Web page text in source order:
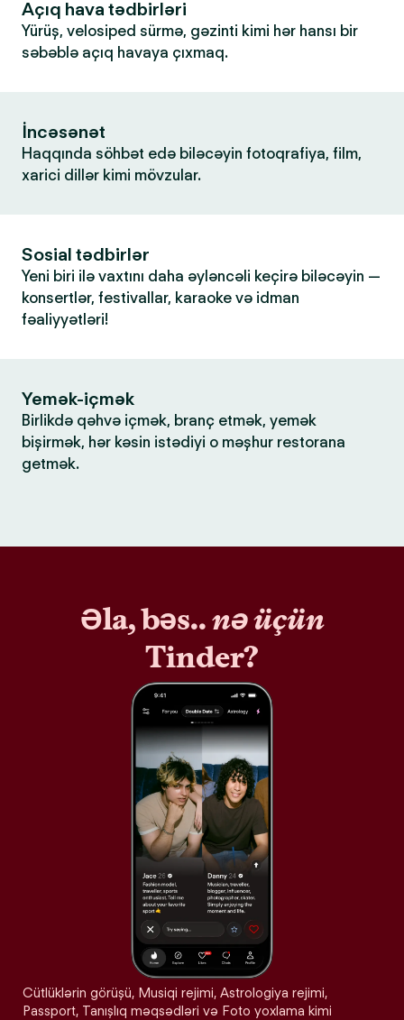
Açıq hava tədbirləri
Yürüş, velosiped sürmə, gəzinti kimi hər hansı bir
səbəblə açıq havaya çıxmaq.
İncəsənət
Haqqında söhbət edə biləcəyin fotoqrafiya, film,
xarici dillər kimi mövzular.
Sosial tədbirlər
Yeni biri ilə vaxtını daha əyləncəli keçirə biləcəyin —
konsertlər, festivallar, karaoke və idman
fəaliyyətləri!
Yemək-içmək
Birlikdə qəhvə içmək, branç etmək, yemək
bişirmək, hər kəsin istədiyi o məşhur restorana
getmək.
Əla, bəs..nə üçün
Tinder?
Cütlüklərin görüşü, Musiqi rejimi, Astrologiya rejimi,
Passport, Tanışlıq məqsədləri və Foto yoxlama kimi